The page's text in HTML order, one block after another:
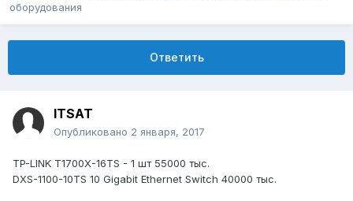
оборудования
Ответить
ITSAT
Опубликовано 2 января, 2017
TP-LINK T1700X-16TS - 1 шт 55000 тыс.
DXS-1100-10TS 10 Gigabit Ethernet Switch 40000 тыс.